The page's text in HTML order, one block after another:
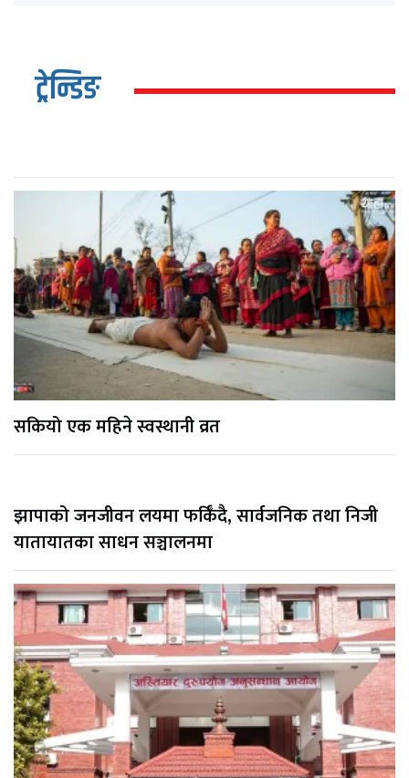
ट्रेन्डिङ
सकियो एक महिने स्वस्थानी व्रत
झापाको जनजीवन लयमा फर्किँदै, सार्वजनिक तथा निजी
यातायातका साधन सञ्चालनमा